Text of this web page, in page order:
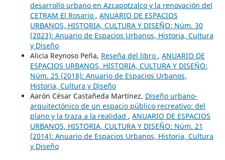
desarrollo urbano en Azcapotzalco y la renovación del
CETRAM El Rosario , ANUARIO DE ESPACIOS
URBANOS, HISTORIA, CULTURA Y DISEÑO: Núm. 30
(2023): Anuario de Espacios Urbanos, Historia, Cultura
y Diseño
Alicia Reynoso Peña, Reseña del libro , ANUARIO DE
ESPACIOS URBANOS, HISTORIA, CULTURA Y DISEÑO:
Núm. 25 (2018): Anuario de Espacios Urbanos,
Historia, Cultura y Diseño
Aarón César Castañeda Martínez, Diseño urbano-
arquitectónico de un espacio público recreativo: del
plano y la traza a la realidad , ANUARIO DE ESPACIOS
URBANOS, HISTORIA, CULTURA Y DISEÑO: Núm. 21
(2014): Anuario de Espacios Urbanos, Historia, Cultura
y Diseño